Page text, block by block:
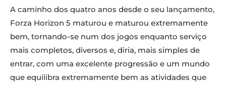
A caminho dos quatro anos desde o seu lançamento,
Forza Horizon 5 maturou e maturou extremamente
bem, tornando-se num dos jogos enquanto serviço
mais completos, diversos e, diria, mais simples de
entrar, com uma excelente progressão e um mundo
que equilibra extremamente bem as atividades que